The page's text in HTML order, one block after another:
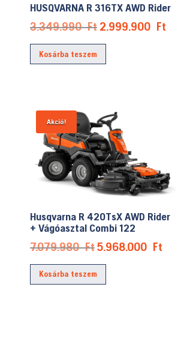
HUSQVARNA R 316TX AWD Rider
3.349.990Ft Original
price
2.999.900 Ft
Kosárba teszem
Akció!
Husqvarna R 420TsX AWD Rider
+ Vágóasztal Combi 122
7.079.980FtOriginal
price
was:
5.968.000 Ft
Kosárba teszem